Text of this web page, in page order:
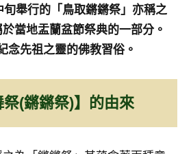
旬舉行的「鳥取鏘鏘祭」亦稱之
當地盂蘭盆節祭典的一部分。
念先祖之靈的佛教習俗。
祭(鏘鏘祭)】的由來